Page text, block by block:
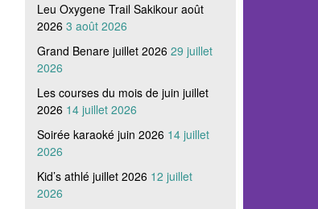
Leu Oxygene Trail Sakikour août
2026 3 août 2026
Grand Benare juillet 2026 29 juillet
2026
Les courses du mois de juin juillet
2026 14 juillet 2026
Soirée karaoké juin 2026 14 juillet
2026
Kid’s athlé juillet 2026 12 juillet
2026